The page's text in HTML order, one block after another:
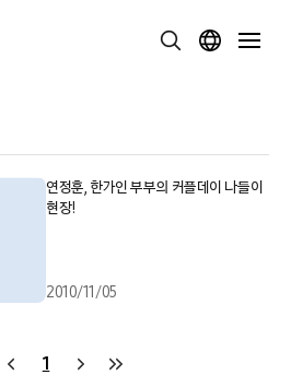
연정훈, 한가인 부부의 커플데이 나들이
현장!
2010/11/05
1